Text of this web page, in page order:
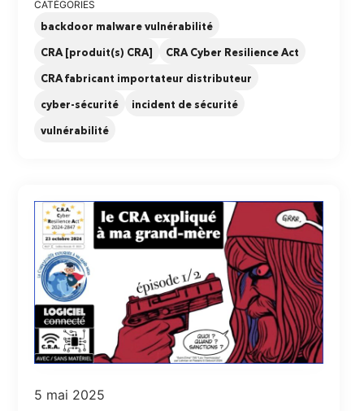
CATÉGORIES
backdoor malware vulnérabilité
CRA [produit(s) CRA] CRA Cyber Resilience Act
CRA fabricant importateur distributeur
cyber-sécurité incident de sécurité
vulnérabilité
5 mai 2025